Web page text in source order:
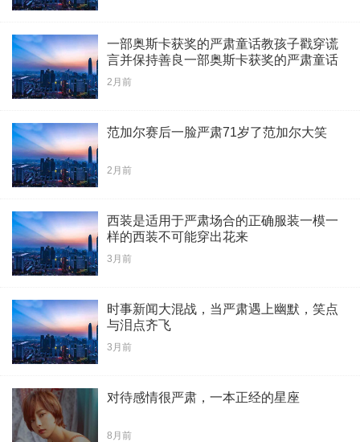
一部奥斯卡获奖的严肃童话教孩子戳穿谎
言并保持善良一部奥斯卡获奖的严肃童话
教孩子戳穿谎言并保持善良
2月前
范加尔赛后一脸严肃71岁了范加尔大笑
2月前
西装是适用于严肃场合的正确服装一模一
样的西装不可能穿出花来
3月前
时事新闻大混战，当严肃遇上幽默，笑点
与泪点齐飞
3月前
对待感情很严肃，一本正经的星座
8月前